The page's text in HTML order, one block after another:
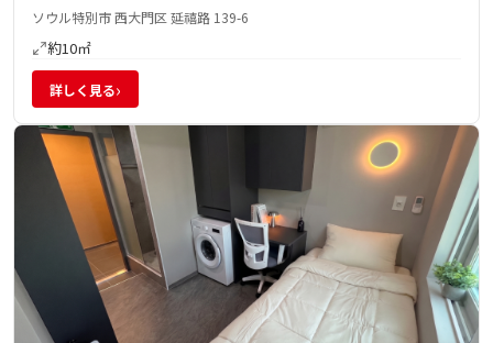
ソウル特別市 西大門区 延禧路 139-6
約10㎡
詳しく見る›